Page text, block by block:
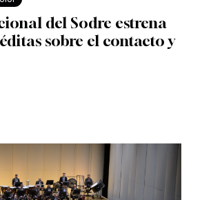
del Sodre estrena
sobre el contacto y